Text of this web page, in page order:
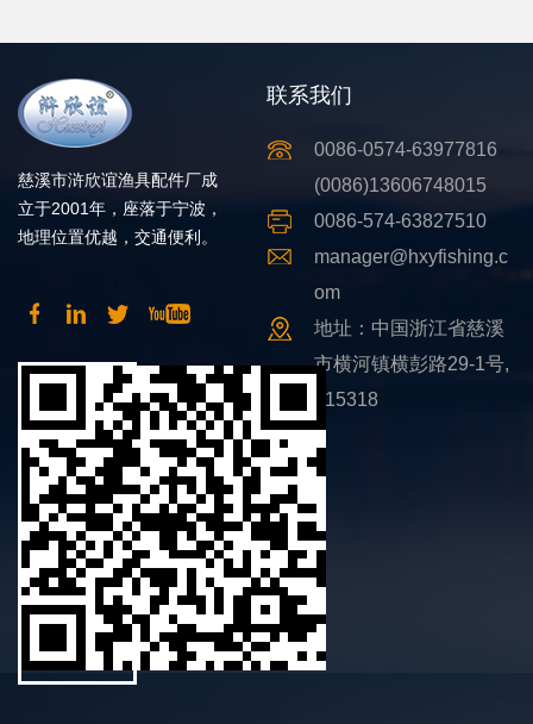
慈溪市浒欣谊渔具配件厂成
立于2001年，座落于宁波，
地理位置优越，交通便利。
联系我们
0086-0574-63977816
(0086)13606748015
0086-574-63827510
manager@hxyfishing.c
om
地址：中国浙江省慈溪
市横河镇横彭路29-1号,
315318